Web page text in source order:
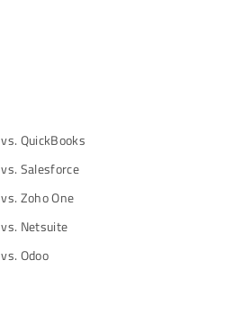
vs. QuickBooks
vs. Salesforce
vs. Zoho One
vs. Netsuite
vs. Odoo